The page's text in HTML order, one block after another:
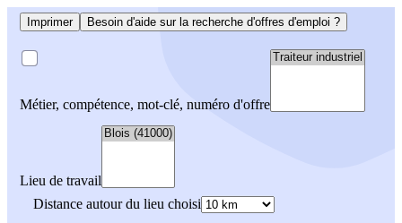
Imprimer Besoin d'aide sur la recherche d'offres d'emploi ?
Métier, compétence, mot-clé, numéro d'offre
Lieu de travail
Distance autour du lieu choisi